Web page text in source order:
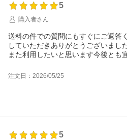
5
購入者さん
送料の件での質問にもすぐにご返答
していただきありがとうございました
また利用したいと思います今後とも
注文日：2026/05/25
5